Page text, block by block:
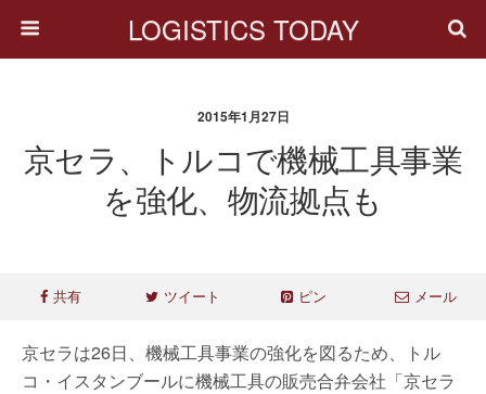
LOGISTICS TODAY
2015年1月27日
京セラ、トルコで機械工具事業
を強化、物流拠点も
共有 ツイート ピン メール
京セラは26日、機械工具事業の強化を図るため、トル
コ・イスタンブールに機械工具の販売合弁会社「京セラ